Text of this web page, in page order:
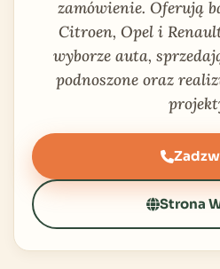
zamówienie. Oferują
Citroen, Opel i
wyborze auta,
podnoszone oraz
Strona